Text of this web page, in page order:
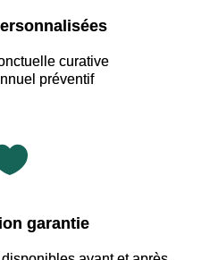
curative
préventif
garantie